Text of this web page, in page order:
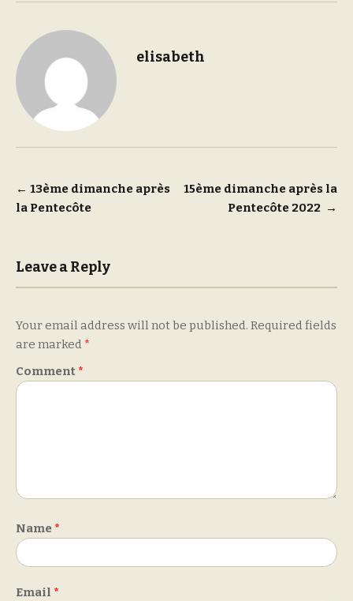
elisabeth
Post
navigation
← 13ème dimanche après
la Pentecôte
15ème dimanche après la
Pentecôte 2022 →
Leave a Reply
Your email address will not be published. Required fields
are marked *
Comment *
Name *
Email *